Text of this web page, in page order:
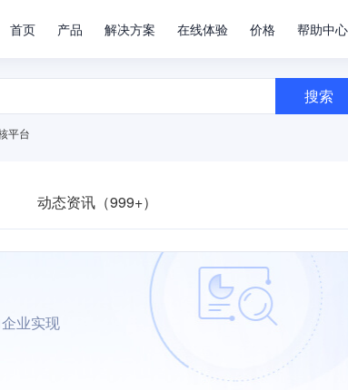
首页 产品 解决方案 在线体验 价格 帮助中心
搜索
平台
动态资讯（999+）
业实现